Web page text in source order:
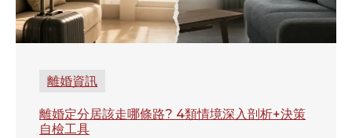
離婚資訊
離婚定分居該走哪條路? 4類情境深入剖析+決策
自檢工具